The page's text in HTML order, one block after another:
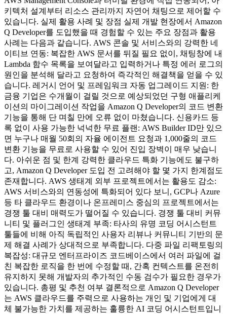
키텍처 설계부터 리소스 관리까지 자연어 채팅으로 제어할 수
있습니다. 실제 활용 사례 및 장점 실제 개발 현장에서 Amazon
Q Developer를 도입했을 때 경험할 수 있는 주요 장점과 활용
사례는 다음과 같습니다. AWS 콘솔 및 서비스와의 강력한 네
이티브 연동: 복잡한 AWS 문서를 뒤질 필요 없이, 채팅창에 내
Lambda 함수 목록을 보여달라고 입력하거나 특정 에러 로그의
원인을 분석해 달라고 요청하여 즉각적인 해결책을 얻을 수 있
습니다. 레거시 언어 및 프레임워크 자동 업그레이드 지원: 한
금융 기업은 수개월이 걸릴 것으로 예상되었던 구형 애플리케
이션의 마이그레이션 작업을 Amazon Q Developer의 코드 변환
기능을 통해 단 며칠 만에 오류 없이 마쳤습니다. 신용카드 등
록 없이 사용 가능한 넉넉한 무료 플랜: AWS Builder ID만 있으
면 누구나 매월 50회의 자율 에이전트 요청과 1,000줄의 코드
변환 기능을 무료로 사용할 수 있어 진입 장벽이 매우 낮습니
다. 아쉬운 점 및 한계 강력한 클라우드 특화 기능에도 불구하
고, Amazon Q Developer 도입 전 고려해야 할 몇 가지 한계점도
존재합니다. AWS 생태계 외부 프로젝트에서는 활용도 감소:
AWS 서비스와의 연동성에 특화되어 있다 보니, GCP나 Azure
등 타 클라우드 환경이나 온프레미스 중심의 프로젝트에서는
경쟁 툴 대비 매력도가 떨어질 수 있습니다. 경쟁 툴 대비 커뮤
니티 및 플러그인 생태계 부족: 타사의 유명 코딩 어시스턴트
툴들에 비해 아직 독립적인 사용자 리뷰나 커뮤니티 기반의 문
제 해결 사례가 상대적으로 부족합니다. 다중 파일 리팩토링의
복잡성: 대규모 엔터프라이즈 코드베이스에서 여러 파일에 걸
친 복잡한 로직을 한 번에 수정할 때, 간혹 컨텍스트를 온전히
유지하지 못해 개발자의 추가적인 수동 검수가 필요한 경우가
있습니다. 총평 및 추천 여부 결론적으로 Amazon Q Developer
는 AWS 클라우드를 주력으로 사용하는 개인 및 기업에게 대
체 불가능한 가치를 제공하는 훌륭한 AI 코딩 어시스턴트입니